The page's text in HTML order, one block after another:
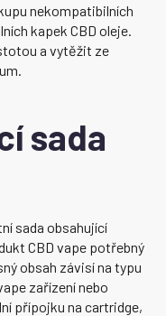
nekompatibilních
kapek CBD oleje.
a vytěžit ze
sada
sada obsahující
CBD vape potřebný
obsah závisí na typu
zařízení nebo
přípojku na cartridge,